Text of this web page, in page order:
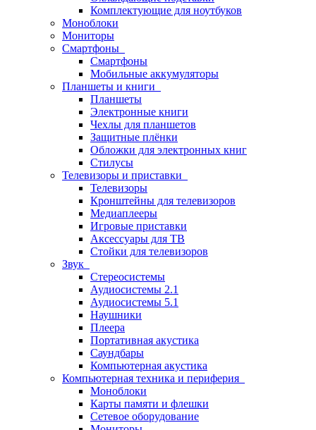
Комплектующие для ноутбуков
Моноблоки
Мониторы
Смартфоны
Смартфоны
Мобильные аккумуляторы
Планшеты и книги
Планшеты
Электронные книги
Чехлы для планшетов
Защитные плёнки
Обложки для электронных книг
Стилусы
Телевизоры и приставки
Телевизоры
Кронштейны для телевизоров
Медиаплееры
Игровые приставки
Аксессуары для ТВ
Стойки для телевизоров
Звук
Стереосистемы
Аудиосистемы 2.1
Аудиосистемы 5.1
Наушники
Плеера
Портативная акустика
Саундбары
Компьютерная акустика
Компьютерная техника и периферия
Моноблоки
Карты памяти и флешки
Сетевое оборудование